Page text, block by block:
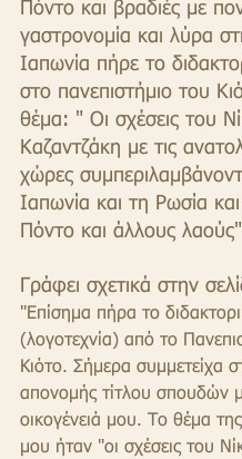
Πόντο και βραδιές με
γαστρονομία και λύρα
Ιαπωνία πήρε το
στο πανεπιστήμιο του
θέμα: " Οι σχέσεις του
Καζαντζάκη με τις
χώρες
Ιαπωνία και τη Ρωσία
Πόντο και άλλους λαούς"
Γράφει σχετικά στην
"Επίσημα πήρα το
(λογοτεχνία) από το
Κιότο. Σήμερα συμμετείχα
απονομής τίτλου σπουδών
οικογένειά μου. Το θέμα
μου ήταν "οι σχέσεις του